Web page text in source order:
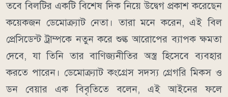
তবে বিলটির একটি বিশেষ দিক নিয়ে উদ্বেগ প্রকাশ করেছেন
কয়েকজন ডেমোক্র্যাট নেতা। তারা মনে করেন, এই বিল
প্রেসিডেন্ট ট্রাম্পকে নতুন করে শুল্ক আরোপের ব্যাপক ক্ষমতা
দেবে, যা তিনি তার বাণিজ্যনীতির অস্ত্র হিসেবে ব্যবহার
করতে পারেন। ডেমোক্র্যাট কংগ্রেস সদস্য গ্রেগরি মিকস ও
ডন বেয়ার এক বিবৃতিতে বলেন, এই আইনের ফলে